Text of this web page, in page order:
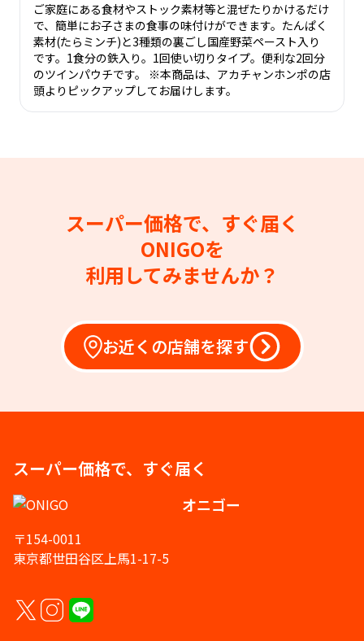
ご家庭にある食材やストック素材等と混ぜたりかけるだけ
で、簡単にお子さまの食事の味付けができます。たんぱく
素材(たらミンチ)と3種類の裏ごし国産野菜ペースト入り
です。1食分の鉄入り。1回使い切りタイプ。便利な2回分
のツインパウチです。 ※本商品は、アカチャンホンポの店
頭よりピックアップしてお届けします。
スーパー価格で、すぐ届く
ONIGOを
利用してみませんか？
お近くの店舗を探す
スーパー価格で、すぐ届く
オニゴー
〒154-0011
東京都世田谷区上馬1-17-5